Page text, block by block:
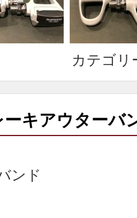
カテゴリ
キアウターバ
ンド